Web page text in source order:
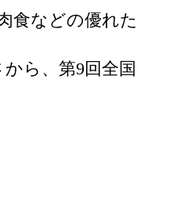
食などの優れた
ら、第9回全国